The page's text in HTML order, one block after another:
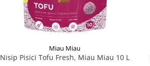
Miau Miau
Nisip Pisici Tofu Fresh, Miau Miau 10 L